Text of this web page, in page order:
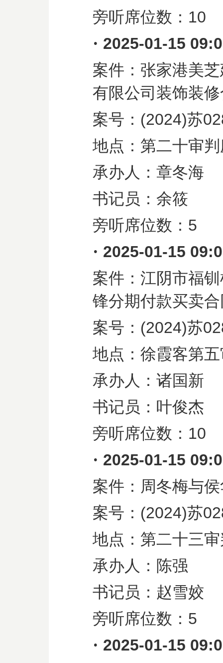
旁听席位数： 10
· 2025-01-15
案件：张家港美
有限公司装饰装
案号： (2024)苏
地点：第二十审
承办人：章冬海
书记员：余筱
旁听席位数： 5
· 2025-01-15
案件：江阴市福
锋分期付款买卖
案号： (2024)苏
地点：徐霞客第
承办人：诸国新
书记员：叶俊杰
旁听席位数： 10
· 2025-01-15
案件：周冬梅与
案号： (2024)苏
地点：第二十三
承办人：陈强
书记员：赵雪姣
旁听席位数： 5
· 2025-01-15